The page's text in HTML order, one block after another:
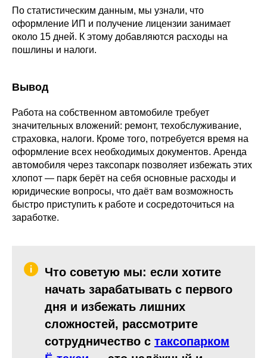
По статистическим данным, мы узнали, что
оформление ИП и получение лицензии занимает
около 15 дней. К этому добавляются расходы на
пошлины и налоги.
Вывод
Работа на собственном автомобиле требует
значительных вложений: ремонт, техобслуживание,
страховка, налоги. Кроме того, потребуется время на
оформление всех необходимых документов. Аренда
автомобиля через таксопарк позволяет избежать этих
хлопот — парк берёт на себя основные расходы и
юридические вопросы, что даёт вам возможность
быстро приступить к работе и сосредоточиться на
заработке.
Что советую мы: если хотите
начать зарабатывать с первого
дня и избежать лишних
сложностей, рассмотрите
сотрудничество с таксопарком